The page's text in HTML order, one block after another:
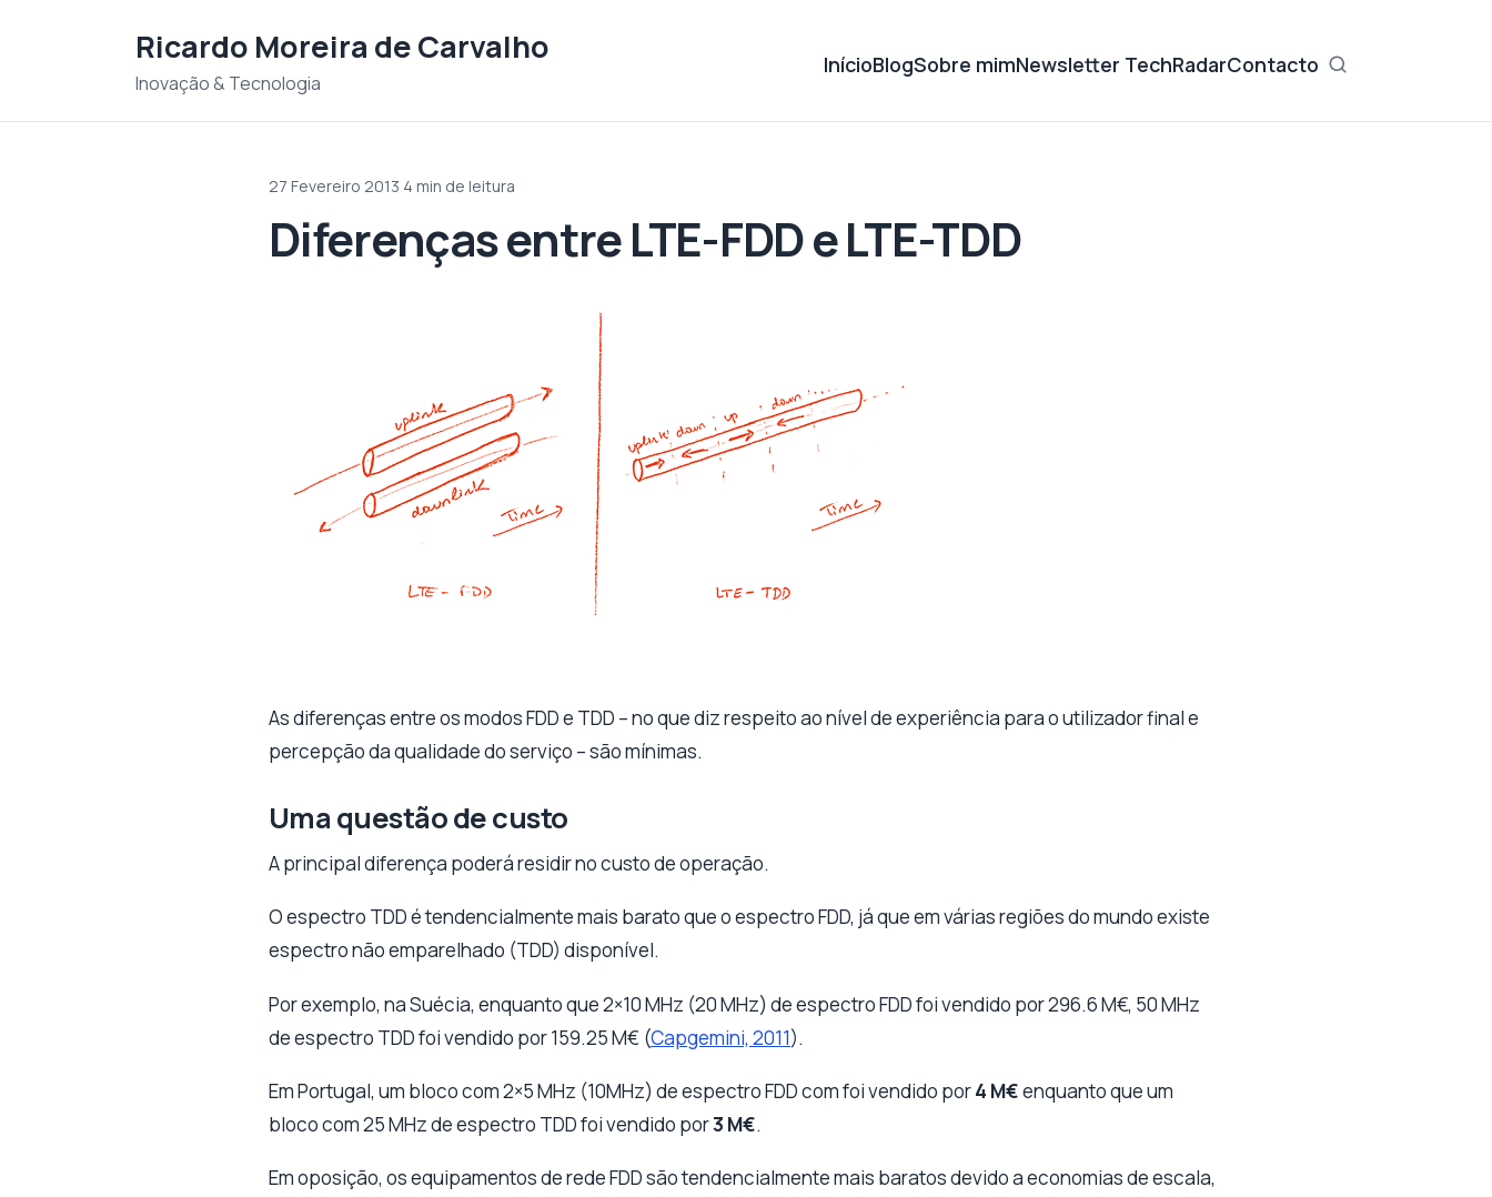
Ricardo Moreira de Carvalho
Inovação & Tecnologia
InícioBlogSobre mimNewsletter TechRadarContacto
27 Fevereiro 2013 4 min de leitura
Diferenças entre LTE-FDD e LTE-TDD
As diferenças entre os modos FDD e TDD – no que diz respeito ao nível de experiência para o utilizador final e
percepção da qualidade do serviço – são mínimas.
Uma questão de custo
A principal diferença poderá residir no custo de operação.
O espectro TDD é tendencialmente mais barato que o espectro FDD, já que em várias regiões do mundo existe
espectro não emparelhado (TDD) disponível.
Por exemplo, na Suécia, enquanto que 2×10 MHz (20 MHz) de espectro FDD foi vendido por 296.6 M€, 50 MHz
de espectro TDD foi vendido por 159.25 M€ (Capgemini, 2011).
Em Portugal, um bloco com 2×5 MHz (10MHz) de espectro FDD com foi vendido por4 M€enquanto que um
bloco com 25 MHz de espectro TDD foi vendido por3 M€.
Em oposição, os equipamentos de rede FDD são tendencialmente mais baratos devido a economias de escala,